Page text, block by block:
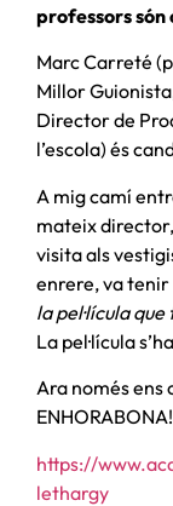
professors són
Marc Carreté
Millor
Director de
l’escola) és
A mig camí
mateix
visita als
enrere, va tenir
la pel·lícula
La pel·lícula
Ara només ens
ENHORABONA!
https://
lethargy